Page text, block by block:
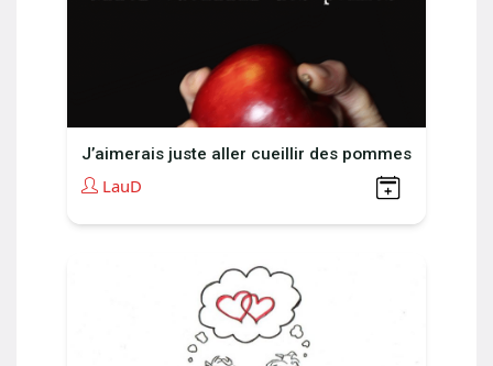
J’aimerais juste aller cueillir des pommes
LauD